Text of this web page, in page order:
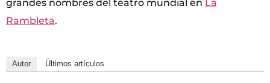
grandes nombres del teatro mundial en La
Rambleta.
Autor Últimos artículos